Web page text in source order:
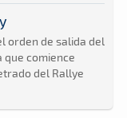
orden de salida del
comience
del Rallye